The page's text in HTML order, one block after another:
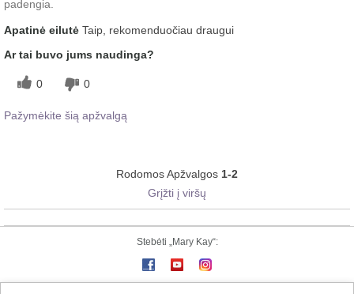
padengia.
Apatinė eilutė Taip, rekomenduočiau draugui
Ar tai buvo jums naudinga?
0 0
Pažymėkite šią apžvalgą
Rodomos Apžvalgos 1-2
Grįžti į viršų
Stebėti „Mary Kay“: